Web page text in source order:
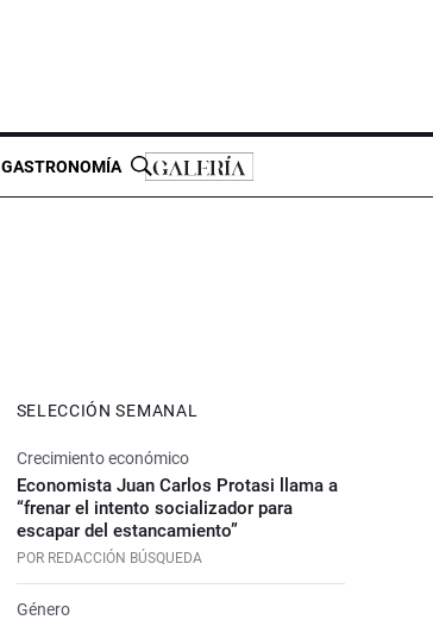
GASTRONOMÍA
SELECCIÓN SEMANAL
Crecimiento económico
Economista Juan Carlos Protasi llama a
“frenar el intento socializador para
escapar del estancamiento”
POR REDACCIÓN BÚSQUEDA
Género